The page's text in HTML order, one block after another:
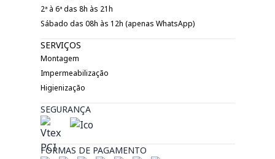
2ª à 6ª das 8h às 21h
Sábado das 08h às 12h (apenas WhatsApp)
SERVIÇOS
Montagem
Impermeabilização
Higienização
SEGURANÇA
FORMAS DE PAGAMENTO